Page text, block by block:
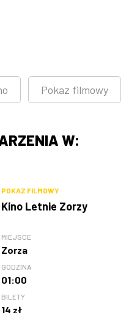
Pokaz filmowy
W:
POKAZ FILMOWY
Kino Letnie Zorzy
MIEJSCE
Zorza
GODZINA
01:00
BILETY
14 zł